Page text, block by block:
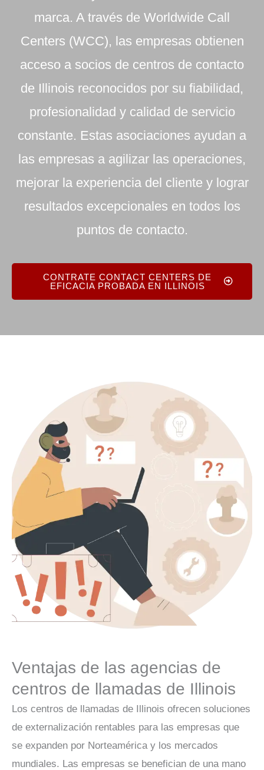
marca. A través de Worldwide Call
Centers (WCC), las empresas obtienen
acceso a socios de centros de contacto
de Illinois reconocidos por su fiabilidad,
profesionalidad y calidad de servicio
constante. Estas asociaciones ayudan a
las empresas a agilizar las operaciones,
mejorar la experiencia del cliente y lograr
resultados excepcionales en todos los
puntos de contacto.
CONTRATE CONTACT CENTERS DE
EFICACIA PROBADA EN ILLINOIS
Ventajas de las agencias de
centros de llamadas de Illinois
Los centros de llamadas de Illinois ofrecen soluciones
de externalización rentables para las empresas que
se expanden por Norteamérica y los mercados
mundiales. Las empresas se benefician de una mano